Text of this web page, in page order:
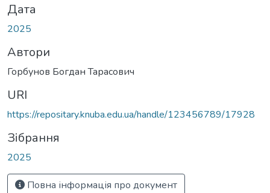
Дата
2025
Автори
Горбунов Богдан Тарасович
URI
https://repositary.knuba.edu.ua/handle/123456789/17928
Зібрання
2025
Повна інформація про документ